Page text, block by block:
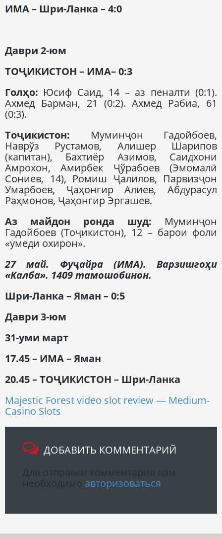
ИМА– Шри-Ланка – 4:0
Даври 2-юм
ТОҶИКИСТОН – ИМА– 0:3
Голҳо: Юсиф Саид, 14 – аз пеналти (0:1).
Ахмед Барман, 21 (0:2). Ахмед Рабиа, 61
(0:3).
Тоҷикистон: Муминҷон Гадойбоев,
Наврўз Рустамов, Алишер Шарипов
(капитан), Бахтиёр Азимов, Саидхони
Амрохон, Амирбек Ҷўрабоев (Эмомалӣ
Сониев, 14), Ромиш Ҷалилов, Парвизҷон
Умарбоев, Ҷаҳонгир Алиев, Абдурасул
Раҳмонов, Ҷаҳонгир Эргашев.
Аз майдон ронда шуд: Муминҷон
Гадойбоев (Тоҷикистон), 12 – барои фоли
«умеди охирон».
27 май. Фуҷайра (ИМА). Варзишгоҳи
«Калба». 1409тамошобинон.
Шри-Ланка – Яман – 0:5
Даври 3-юм
31-уми март
17.45 – ИМА – Яман
20.45 – ТОҶИКИСТОН – Шри-Ланка
Majestic Forest video slot review — Medium-
Casino Slots
ДОБАВИТЬ КОММЕНТАРИЙ
авторизоваться